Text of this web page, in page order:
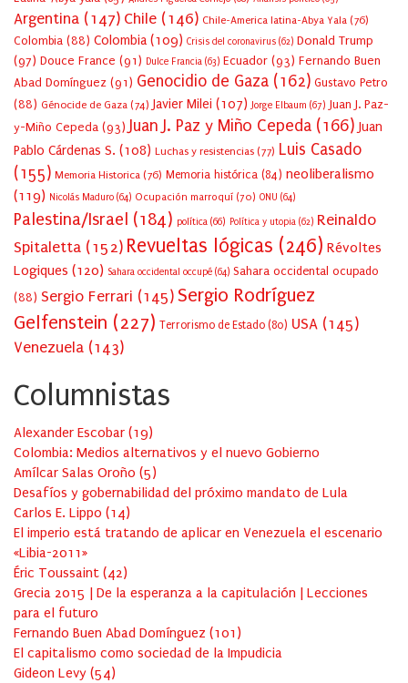
Argentina (147) Chile (146) Chile-America latina-Abya Yala (76)
Colombia (88) Colombia(109) Crisis del coronavirus (62) Donald Trump
(97) Douce France (91) Dulce Francia (63) Ecuador (93) Fernando Buen
Abad Domínguez (91) Genocidio de Gaza (162) Gustavo Petro
(88) Génocide de Gaza (74) Javier Milei (107) Jorge Elbaum (67) Juan J. Paz-
y-Miño Cepeda (93) Juan J. Paz y Miño Cepeda (166) Juan
Pablo Cárdenas S. (108) Luchas y resistencias (77) Luis Casado
(155) Memoria Historica (76) Memoria histórica (84) neoliberalismo
(119) Nicolás Maduro (64) Ocupación marroquí (70) ONU (64)
Palestina/Israel (184) política (66) Política y utopia (62) Reinaldo
Spitaletta (152) Revueltas lógicas (246) Révoltes
Logiques (120) Sahara occidental occupé (64) Sahara occidental ocupado
(88) Sergio Ferrari (145) Sergio Rodríguez
Gelfenstein (227) Terrorismo de Estado (80) USA (145)
Venezuela (143)
Columnistas
Alexander Escobar (19)
Colombia: Medios alternativos y el nuevo Gobierno
Amílcar Salas Oroño (5)
Desafíos y gobernabilidad del próximo mandato de Lula
Carlos E. Lippo (14)
El imperio está tratando de aplicar en Venezuela el escenario
«Libia-2011»
Éric Toussaint (42)
Grecia 2015 | De la esperanza a la capitulación | Lecciones
para el futuro
Fernando Buen Abad Domínguez (101 )
El capitalismo como sociedad de la Impudicia
Gideon Levy (54)